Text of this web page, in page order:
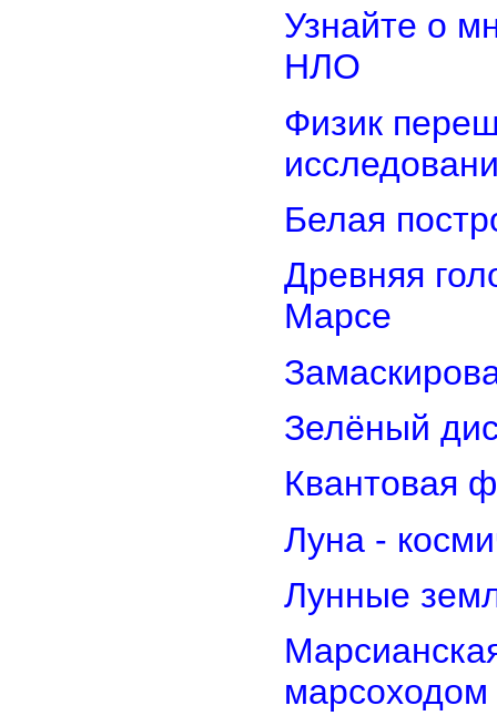
Узнайте о
НЛО
Физик
Белая
Древняя
Марсе
Зелёный
Квантовая
Луна -
Лунные
марсоходом